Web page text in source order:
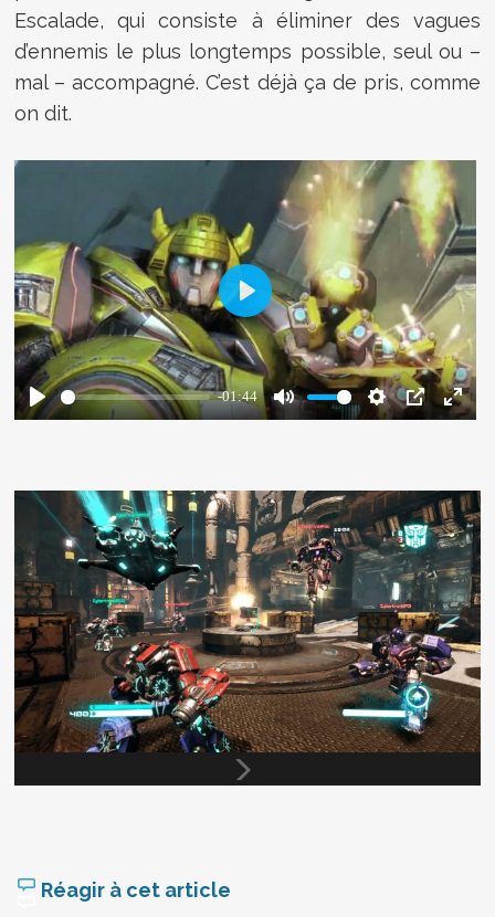
Escalade, qui consiste à éliminer des vagues
d’ennemis le plus longtemps possible, seul ou –
mal – accompagné. C’est déjà ça de pris, comme
on dit.
Réagir à cet article